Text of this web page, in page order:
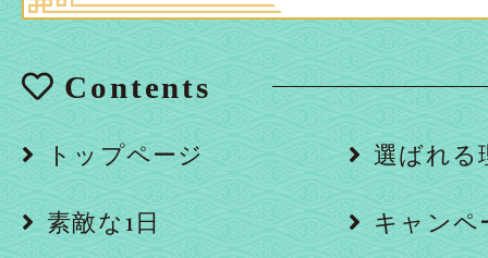
Contents
トップページ 選ばれる
素敵な1日 キャンペ